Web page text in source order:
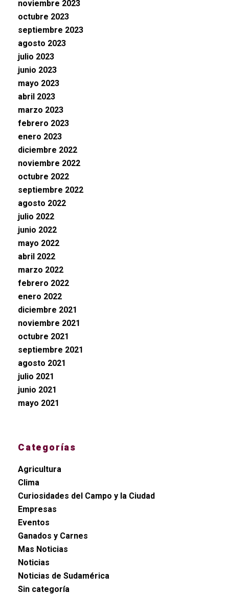
noviembre 2023
octubre 2023
septiembre 2023
agosto 2023
julio 2023
junio 2023
mayo 2023
abril 2023
marzo 2023
febrero 2023
enero 2023
diciembre 2022
noviembre 2022
octubre 2022
septiembre 2022
agosto 2022
julio 2022
junio 2022
mayo 2022
abril 2022
marzo 2022
febrero 2022
enero 2022
diciembre 2021
noviembre 2021
octubre 2021
septiembre 2021
agosto 2021
julio 2021
junio 2021
mayo 2021
Categorías
Agricultura
Clima
Curiosidades del Campo y la Ciudad
Empresas
Eventos
Ganados y Carnes
Mas Noticias
Noticias
Noticias de Sudamérica
Sin categoría